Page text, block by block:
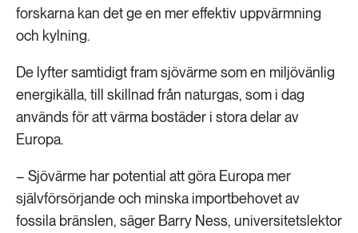
forskarna kan det ge en mer effektiv uppvärmning
och kylning.
De lyfter samtidigt fram sjövärme som en miljövänlig
energikälla, till skillnad från naturgas, som i dag
används för att värma bostäder i stora delar av
Europa.
– Sjövärme har potential att göra Europa mer
självförsörjande och minska importbehovet av
fossila bränslen, säger Barry Ness, universitetslektor